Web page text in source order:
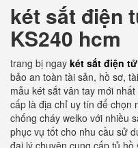
két sắt điện
KS240 hcm
trang bị ngay két sắt điện
bảo an toàn tài sản, hồ sơ,
mẫu két sắt vân tay mới
cấp là địa chỉ uy tín để chọn
chống cháy welko với nhiều
phục vụ tốt cho nhu cầu sử
đại lý chuyên cung cấp tủ